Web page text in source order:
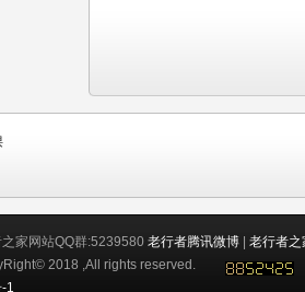
家网站QQ群:5239580 老行者腾讯微博 | 老行者之
2018 ,All rights reserved.
1